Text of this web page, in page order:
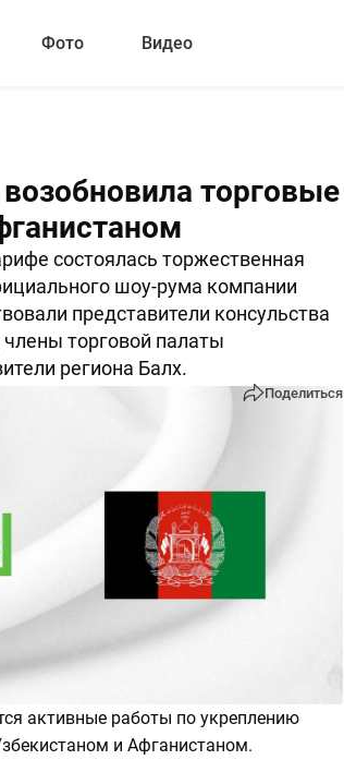
Фото Видео
торговые
состоялась торжественная
шоу-рума компании
представители консульства
торговой палаты
региона Балх.
Поделиться
активные работы по укреплению
и Афганистаном.